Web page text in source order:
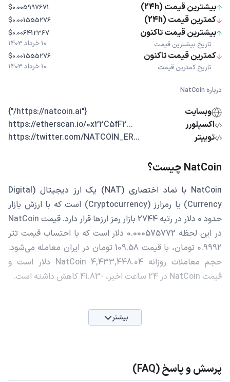
بیشترین قیمت (24h) $0.005997671
کمترین قیمت (24h) $0.001555276
بیشترین قیمت تاکنون
تاریخ بیشترین قیمت
$0.006412367
10 خرداد 1403
کمترین قیمت تاکنون
تاریخ کمترین قیمت
$0.001555276
10 خرداد 1403
درباره NatCoin
وبسایت
{"https://natcoin.ai/"}
اکسپلورر
...https://etherscan.io/0x22C5fF2
توییتر
...https://twitter.com/NATCOIN_ER
NatCoin چیست؟
NatCoin با نماد اختصاری (NAT) یک ارز دیجیتال (Digital
Currency) یا رمزارز (Cryptocurrency) است که با ارزش بازار
حدود 0 دلار در رتبه 2744 بازار رمز ارزها قرار دارد. قیمت NatCoin
در این لحظه 0.000575772 دلار است که با احتساب قیمت تتر
0.9992 تومان، با قیمت 109.58 تومان در ایران معامله می‌شود.
حجم معاملات روزانه NatCoin 4,433,448.04 دلار است و
قیمت NatCoin در 24 ساعت اخیر، -41.83 کاهش داشته است.
بیشتر
پرسش و پاسخ (FAQ)